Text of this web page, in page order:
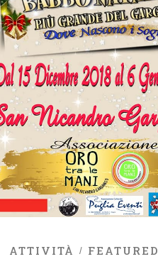
ATTIVITÀ
FEATURED